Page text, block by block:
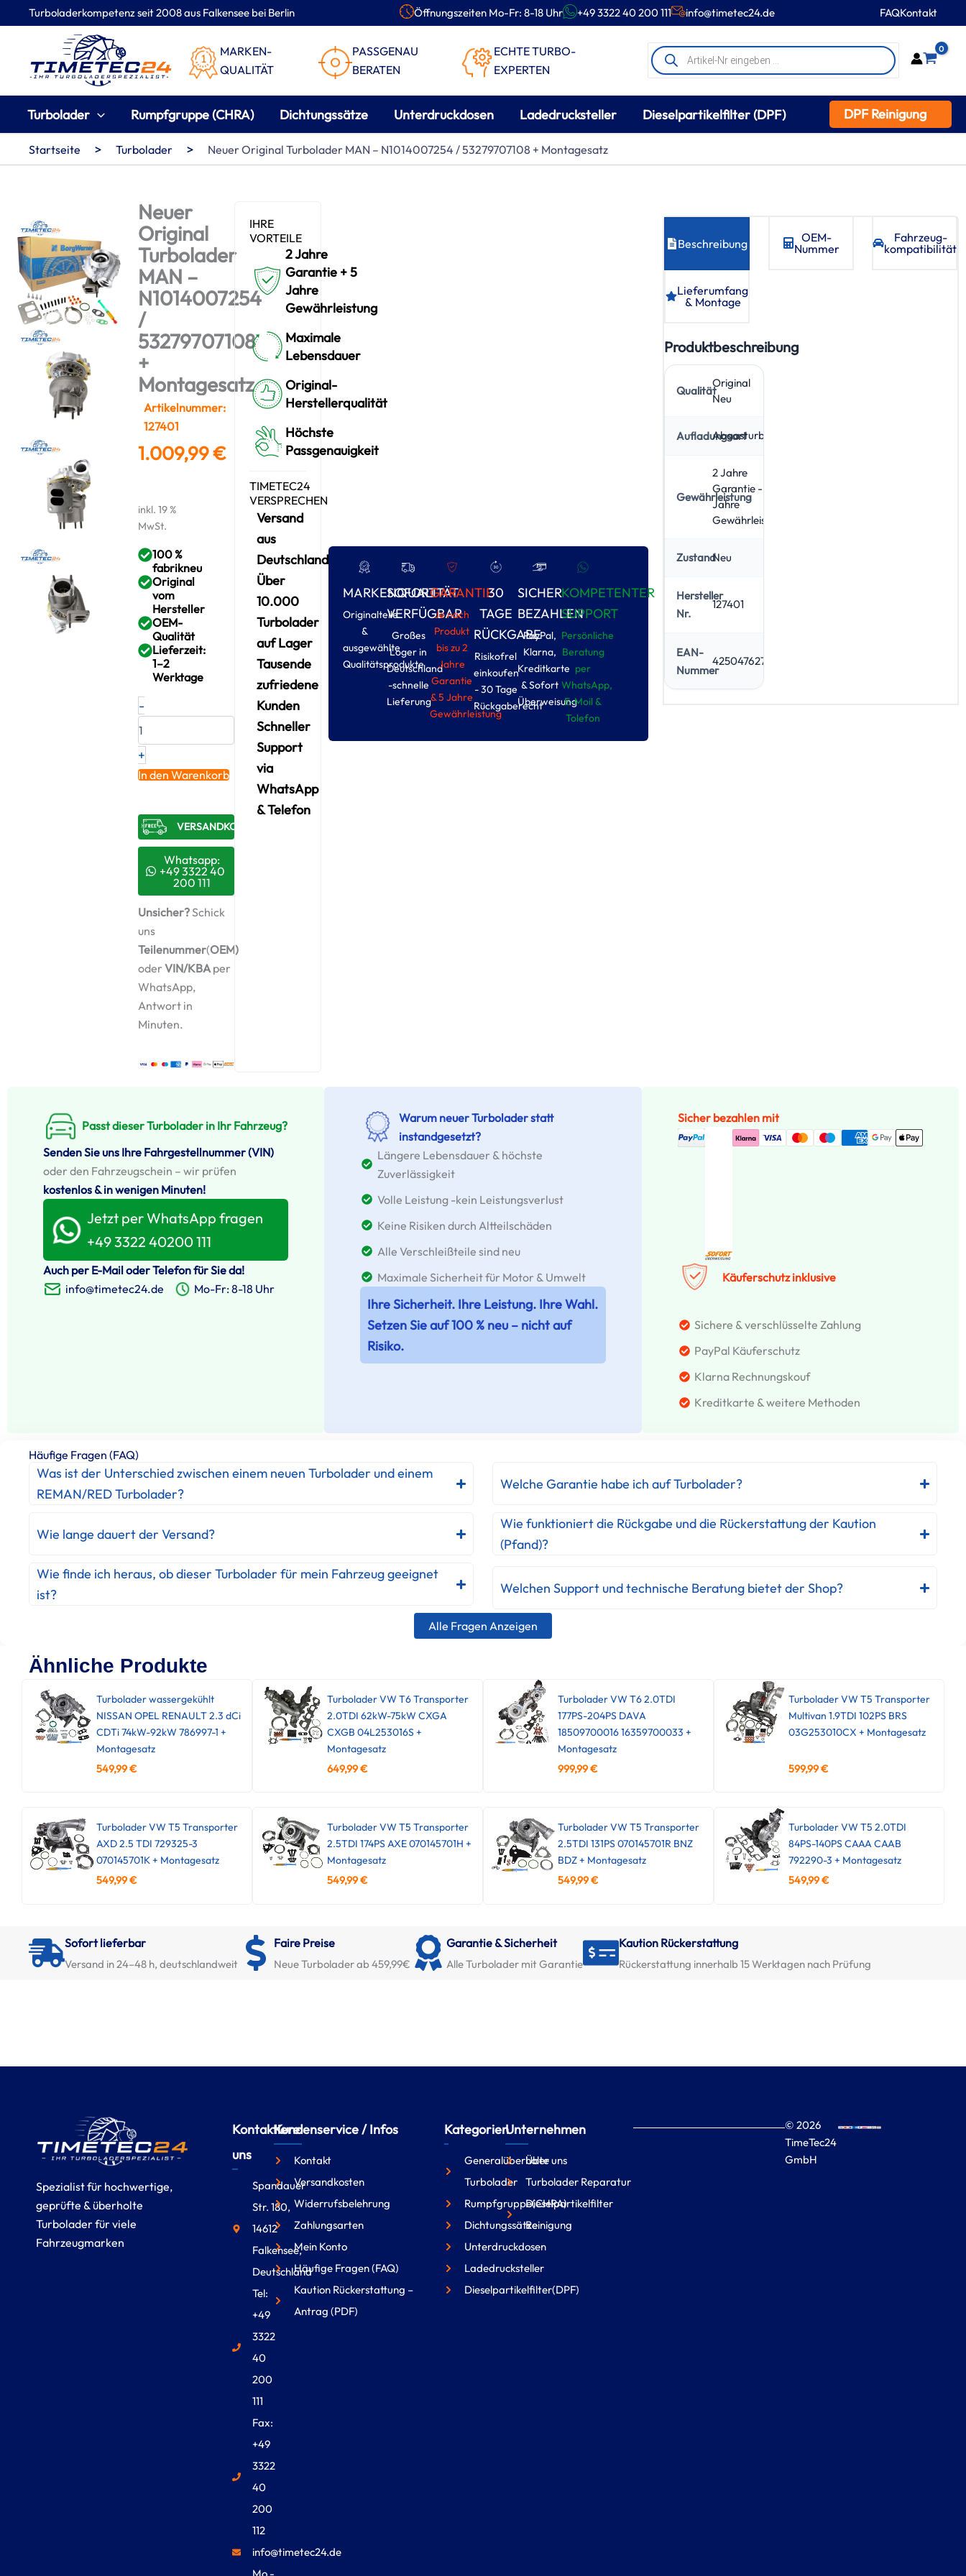
Turboladerkompetenz seit 2008 aus Falkensee bei Berlin Öffnungszeiten Mo-Fr: 8-18 Uhr +49 3322 40 200 111 info@timetec24.de FAQKontakt
MARKEN-
QUALITÄT
PASSGENAU
BERATEN
ECHTE TURBO-
EXPERTEN
Products
search
0
Turbolader Rumpfgruppe (CHRA) Dichtungssätze Unterdruckdosen Ladedrucksteller Dieselpartikelfilter (DPF) DPF Reinigung
Inhalt
Startseite > Turbolader > Neuer Original Turbolader MAN – N1014007254 / 53279707108 + Montagesatz
Neuer
Original
Turbolader
MAN –
N1014007254
/
53279707108
+
Montagesatz
Artikelnummer:
127401
1.009,99€
inkl. 19 %
MwSt.
100 %
fabrikneu
Original
vom
Hersteller
OEM-
Qualität
Lieferzeit:
1–2
Werktage
-Neuer
Original
MAN
–
N1014007254
/
+
Montagesatz
Menge
+
In den Warenkorb
VERSANDKOSTENFREI​
Whatsapp:
+49 3322 40
200 111
Unsicher?Schick
uns
Teilenummer(OEM)
oderVIN/KBA per
WhatsApp,
Antwort in
Minuten.
IHRE
VORTEILE
2 Jahre
Garantie + 5
Jahre
Gewährleistung
Maximale
Lebensdauer
Original-
Herstellerqualität
Höchste
Passgenauigkeit
TIMETEC24
VERSPRECHEN
Versand
aus
Deutschland
Über
10.000
Turbolader
auf Lager
Tausende
zufriedene
Kunden
Schneller
Support
via
WhatsApp
& Telefon
MARKENQUALITÄT
Originalteile
&
ausgewählte
Qualitätsprodukte
SOFORT
VERFÜGBAR
Großes
Loger in
Deutschland
-schnelle
Lieferung
GARANTIE
Je nach
Produkt
bis zu 2
Jahre
Garantie
& 5 Jahre
Gewährleistung
30
TAGE
RÜCKGABE
Risikofrel
einkoufen
- 30 Tage
Rückgaberecht
SICHER
BEZAHLEN
PayPal,
Klarna,
Kreditkarte
& Sofort
Überweisung
KOMPETENTER
SUPPORT
Persönliche
Beratung
per
WhatsApp,
E-Moil &
Tolefon
Beschreibung
OEM-
Nummer
Fahrzeug­
kompatibilität
Lieferumfang
& Montage
Produktbeschreibung
Qualität
Original
Neu
AufladungsartAbgasturbolader
Gewährleistung
2 Jahre
Garantie - 5
Jahre
Gewährleistung
ZustandNeu
Hersteller
Nr.
127401
EAN-
Nummer
4250476274016
Passt dieser Turbolader in Ihr Fahrzeug?
Senden Sie uns Ihre Fahrgestellnummer (VIN)
oder den Fahrzeugschein – wir prüfen
kostenlos & in wenigen Minuten!
Jetzt per WhatsApp fragen
+49 3322 40200 111
Auch per E-Mail oder Telefon für Sie da!
info@timetec24.de
Mo-Fr: 8-18 Uhr
Warum neuer Turbolader statt
instandgesetzt?
Längere Lebensdauer & höchste
Zuverlässigkeit
Volle Leistung -kein Leistungsverlust
Keine Risiken durch Altteilschäden
Alle Verschleißteile sind neu
Maximale Sicherheit für Motor & Umwelt
Ihre Sicherheit. Ihre Leistung. Ihre Wahl.
Setzen Sie auf 100 % neu – nicht auf
Risiko.
Sicher bezahlen mit
Käuferschutz inklusive
Sichere & verschlüsselte Zahlung
PayPal Käuferschutz
Klarna Rechnungskouf
Kreditkarte & weitere Methoden
Häufige Fragen (FAQ)
Was ist der Unterschied zwischen einem neuen Turbolader und einem
REMAN/RED Turbolader?
Welche Garantie habe ich auf Turbolader?
Wie lange dauert der Versand?
Wie funktioniert die Rückgabe und die Rückerstattung der Kaution
(Pfand)?
Wie finde ich heraus, ob dieser Turbolader für mein Fahrzeug geeignet
ist?
Welchen Support und technische Beratung bietet der Shop?
Alle Fragen Anzeigen
Ähnliche Produkte
Turbolader wassergekühlt
NISSAN OPEL RENAULT 2.3 dCi
CDTi 74kW-92kW 786997-1 +
Montagesatz
549,99€
Turbolader VW T6 Transporter
2.0TDI 62kW-75kW CXGA
CXGB 04L253016S +
Montagesatz
649,99€
Turbolader VW T6 2.0TDI
177PS-204PS DAVA
18509700016 16359700033 +
Montagesatz
999,99€
Turbolader VW T5 Transporter
Multivan 1.9TDI 102PS BRS
03G253010CX + Montagesatz
599,99€
Turbolader VW T5 Transporter
AXD 2.5 TDI 729325-3
070145701K + Montagesatz
549,99€
Turbolader VW T5 Transporter
2.5TDI 174PS AXE 070145701H +
Montagesatz
549,99€
Turbolader VW T5 Transporter
2.5TDI 131PS 070145701R BNZ
BDZ + Montagesatz
549,99€
Turbolader VW T5 2.0TDI
84PS-140PS CAAA CAAB
792290-3 + Montagesatz
549,99€
Sofort lieferbar
Versand in 24–48 h, deutschlandweit
Faire Preise
Neue Turbolader ab 459,99€
Garantie & Sicherheit
Alle Turbolader mit Garantie
Kaution Rückerstattung
Rückerstattung innerhalb 15 Werktagen nach Prüfung
Spezialist für hochwertige,
geprüfte & überholte
Turbolader für viele
Fahrzeugmarken
Kontaktiere
uns
Spandauer
Str. 180,
14612
Falkensee,
Deutschland
Tel:
+49
3322
40
200
111
Fax:
+49
3322
40
200
112
info@timetec24.de
Kundenservice / Infos
Kontakt
Versandkosten
Widerrufsbelehrung
Zahlungsarten
Mein Konto
Häufige Fragen (FAQ)
Kaution Rückerstattung –
Antrag (PDF)
Kategorien
Generalüberholte
Turbolader
Rumpfgruppe(CHRA)
Dichtungssätze
Unterdruckdosen
Ladedrucksteller
Dieselpartikelfilter(DPF)
Unternehmen
Über uns
Turbolader Reparatur
Dieselpartikelfilter
Reinigung
© 2026
TimeTec24
GmbH